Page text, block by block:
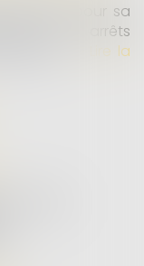
arrêt, 62 pour sa
vos arrêts
Lire la